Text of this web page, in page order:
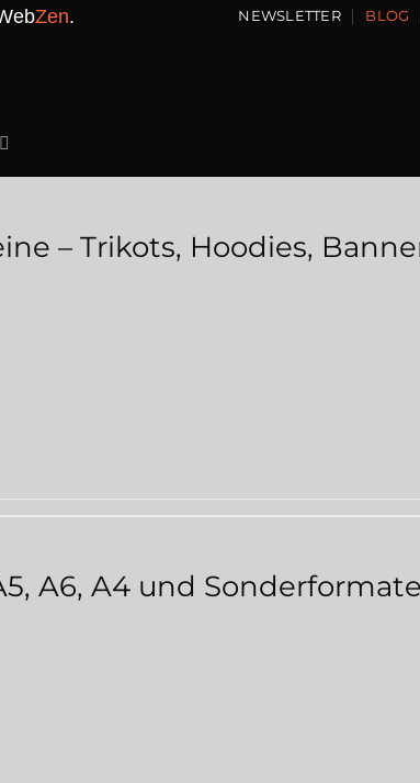
Zen. NEWSLETTER BLOG
– Trikots, Hoodies,
A6, A4 und